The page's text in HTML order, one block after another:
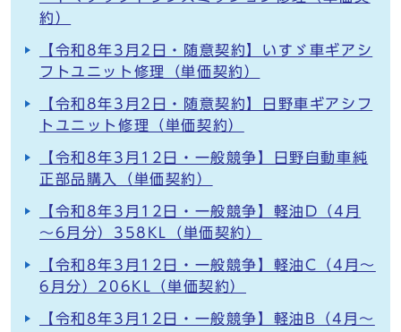
約）
【令和8年3月2日・随意契約】いすゞ車ギアシ
フトユニット修理（単価契約）
【令和8年3月2日・随意契約】日野車ギアシフ
トユニット修理（単価契約）
【令和8年3月12日・一般競争】日野自動車純
正部品購入（単価契約）
【令和8年3月12日・一般競争】軽油D（4月
～6月分）358KL（単価契約）
【令和8年3月12日・一般競争】軽油C（4月～
6月分）206KL（単価契約）
【令和8年3月12日・一般競争】軽油B（4月～